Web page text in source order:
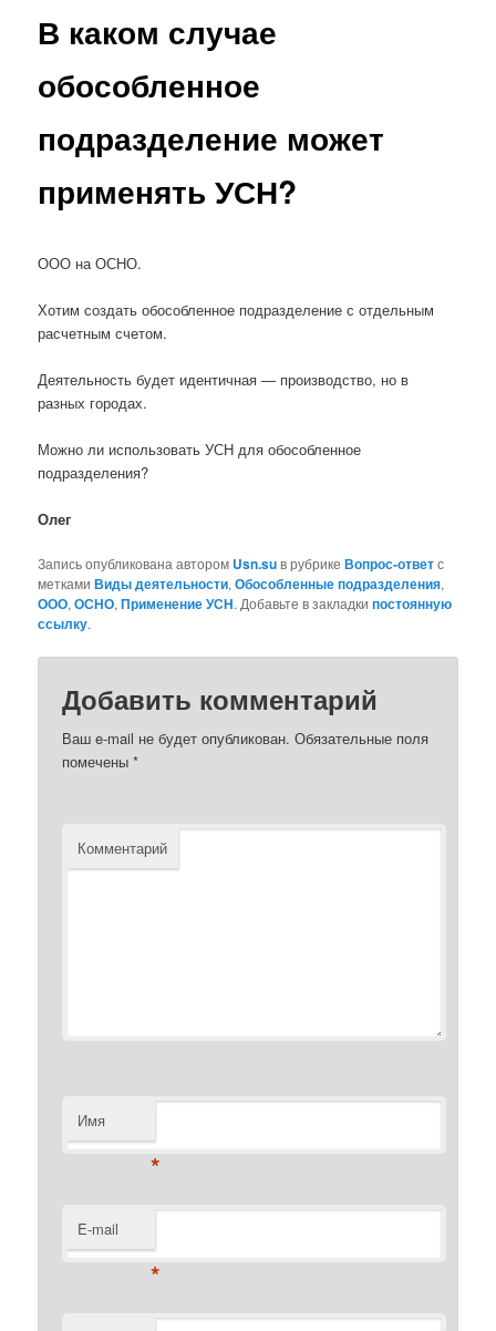
В каком случае
обособленное
подразделение может
применять УСН?
ООО на ОСНО.
Хотим создать обособленное подразделение с отдельным
расчетным счетом.
Деятельность будет идентичная — производство, но в
разных городах.
Можно ли использовать УСН для обособленное
подразделения?
Олег
Запись опубликована автором Usn.suв рубрикеВопрос-ответс
меткамиВиды деятельности,Обособленные подразделения,
ООО,ОСНО,Применение УСН. Добавьте в закладкипостоянную
ссылку.
Добавить комментарий
Ваш e-mail не будет опубликован. Обязательные поля
помечены*
Комментарий
Имя
*
E-mail
*